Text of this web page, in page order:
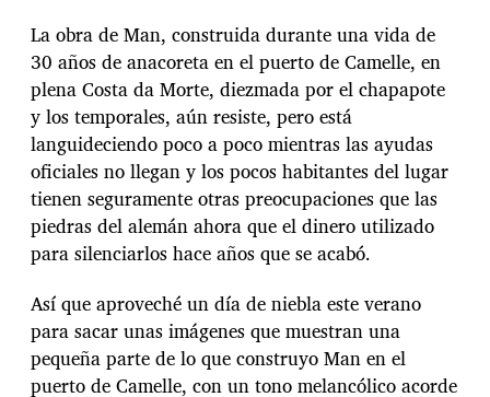
La obra de Man, construida durante una vida de
30 años de anacoreta en el puerto de Camelle, en
plena Costa da Morte, diezmada por el chapapote
y los temporales, aún resiste, pero está
languideciendo poco a poco mientras las ayudas
oficiales no llegan y los pocos habitantes del lugar
tienen seguramente otras preocupaciones que las
piedras del alemán ahora que el dinero utilizado
para silenciarlos hace años que se acabó.
Así que aproveché un día de niebla este verano
para sacar unas imágenes que muestran una
pequeña parte de lo que construyo Man en el
puerto de Camelle, con un tono melancólico acorde